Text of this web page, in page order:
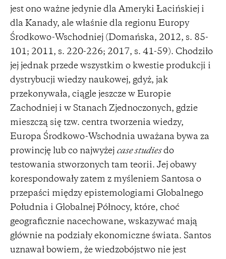
jest ono ważne jedynie dla Ameryki Łacińskiej i
dla Kanady, ale właśnie dla regionu Europy
Środkowo-Wschodniej (Domańska, 2012, s. 85-
101; 2011, s. 220-226; 2017, s. 41-59). Chodziło
jej jednak przede wszystkim o kwestie produkcji i
dystrybucji wiedzy naukowej, gdyż, jak
przekonywała, ciągle jeszcze w Europie
Zachodniej i w Stanach Zjednoczonych, gdzie
mieszczą się tzw. centra tworzenia wiedzy,
Europa Środkowo-Wschodnia uważana bywa za
prowincję lub co najwyżej case studiesdo
testowania stworzonych tam teorii. Jej obawy
korespondowały zatem z myśleniem Santosa o
przepaści między epistemologiami Globalnego
Południa i Globalnej Północy, które, choć
geograficznie nacechowane, wskazywać mają
głównie na podziały ekonomiczne świata. Santos
uznawał bowiem, że wiedzobójstwo nie jest